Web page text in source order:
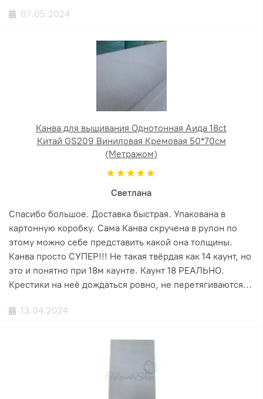
07.05.2024
Канва для вышивания Однотонная Аида 18ct
Китай GS209 Виниловая Кремовая 50*70см
(Метражом)
Светлана
Спасибо большое. Доставка быстрая. Упакована в
картонную коробку. Сама Канва скручена в рулон по
этому можно себе представить какой она толщины.
Канва просто СУПЕР!!! Не такая твёрдая как 14 каунт, но
это и понятно при 18м каунте. Каунт 18 РЕАЛЬНО.
Крестики на неё дождаться ровно, не перетягиваются...
13.04.2024